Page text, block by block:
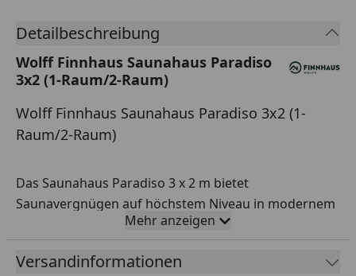
Detailbeschreibung
Wolff Finnhaus Saunahaus Paradiso
3x2 (1-Raum/2-Raum)
Wolff Finnhaus Saunahaus Paradiso 3x2 (1-
Raum/2-Raum)
Das Saunahaus Paradiso 3 x 2 m bietet
Saunavergnügen auf höchstem Niveau in modernem
Design. Die Besonderheit der Modelle aus dieser
Serie ist die Austauschbarkeit von Wand- oder
Glaselementen, um damit eine ganz auf Ihre
Mehr anzeigen
Versandinformationen